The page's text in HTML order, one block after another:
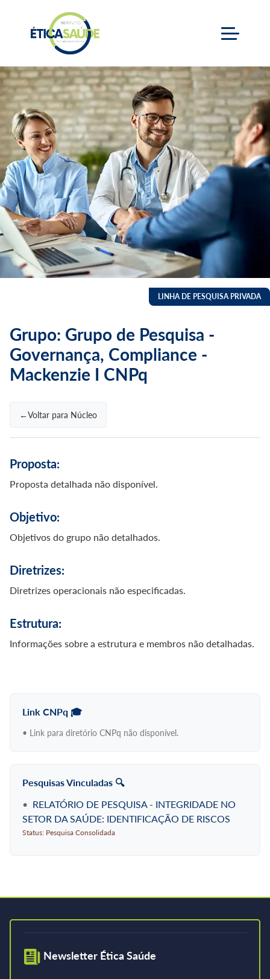
Grupo de Pesquisa -
Governança, Compliance -
Mackenzie I CNPq
Grupo: Grupo de Pesquisa -
Governança, Compliance -
Mackenzie I CNPq
LINHA DE PESQUISA PRIVADA
Voltar para Núcleo
Proposta:
Proposta detalhada não disponível.
Objetivo:
Objetivos do grupo não detalhados.
Diretrizes:
Diretrizes operacionais não especificadas.
Estrutura:
Informações sobre a estrutura e membros não detalhadas.
Link CNPq
• Link para diretório CNPq não disponível.
Pesquisas Vinculadas
• RELATÓRIO DE PESQUISA - INTEGRIDADE NO
SETOR DA SAÚDE: IDENTIFICAÇÃO DE RISCOS
Status: Pesquisa Consolidada
Newsletter Ética Saúde